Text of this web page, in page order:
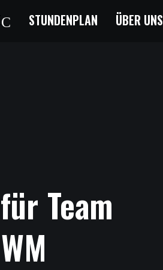
STUNDENPLAN ÜBER UNS
für Team
WM